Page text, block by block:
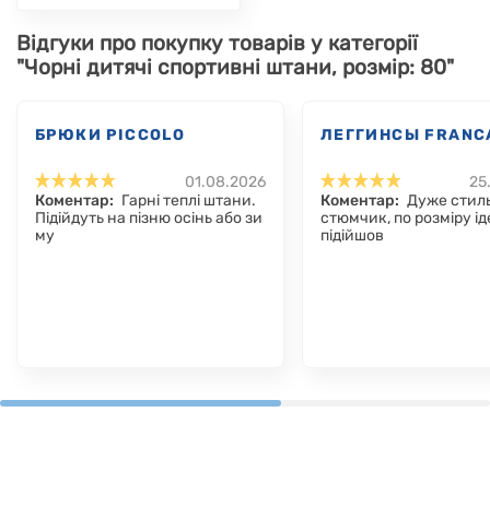
Відгуки про покупку товарів у категорії
"Чорні дитячі спортивні штани, розмір: 80"
БРЮКИ PICCOLO
01.08.2026
Коментар: Гарні теплі штани.
Підійдуть на пізню осінь або зи
му
ЛЕГГИНСЫ
Коментар: Дуже
стюмчик, по розміру
підійшов